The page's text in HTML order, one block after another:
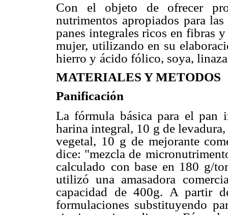
Con el objeto de ofrecer
nutrimentos apropiados para
panes integrales ricos en fibras
mujer, utilizando en su
hierro y ácido fólico, soya,
MATERIALES Y METODOS
Panificación
La fórmula básica para el pan
harina integral, 10 g de
vegetal, 10 g de mejorante
dice: "mezcla de
calculado con base en 180 g/
utilizó una amasadora
capacidad de 400g. A partir
formulaciones substituyendo